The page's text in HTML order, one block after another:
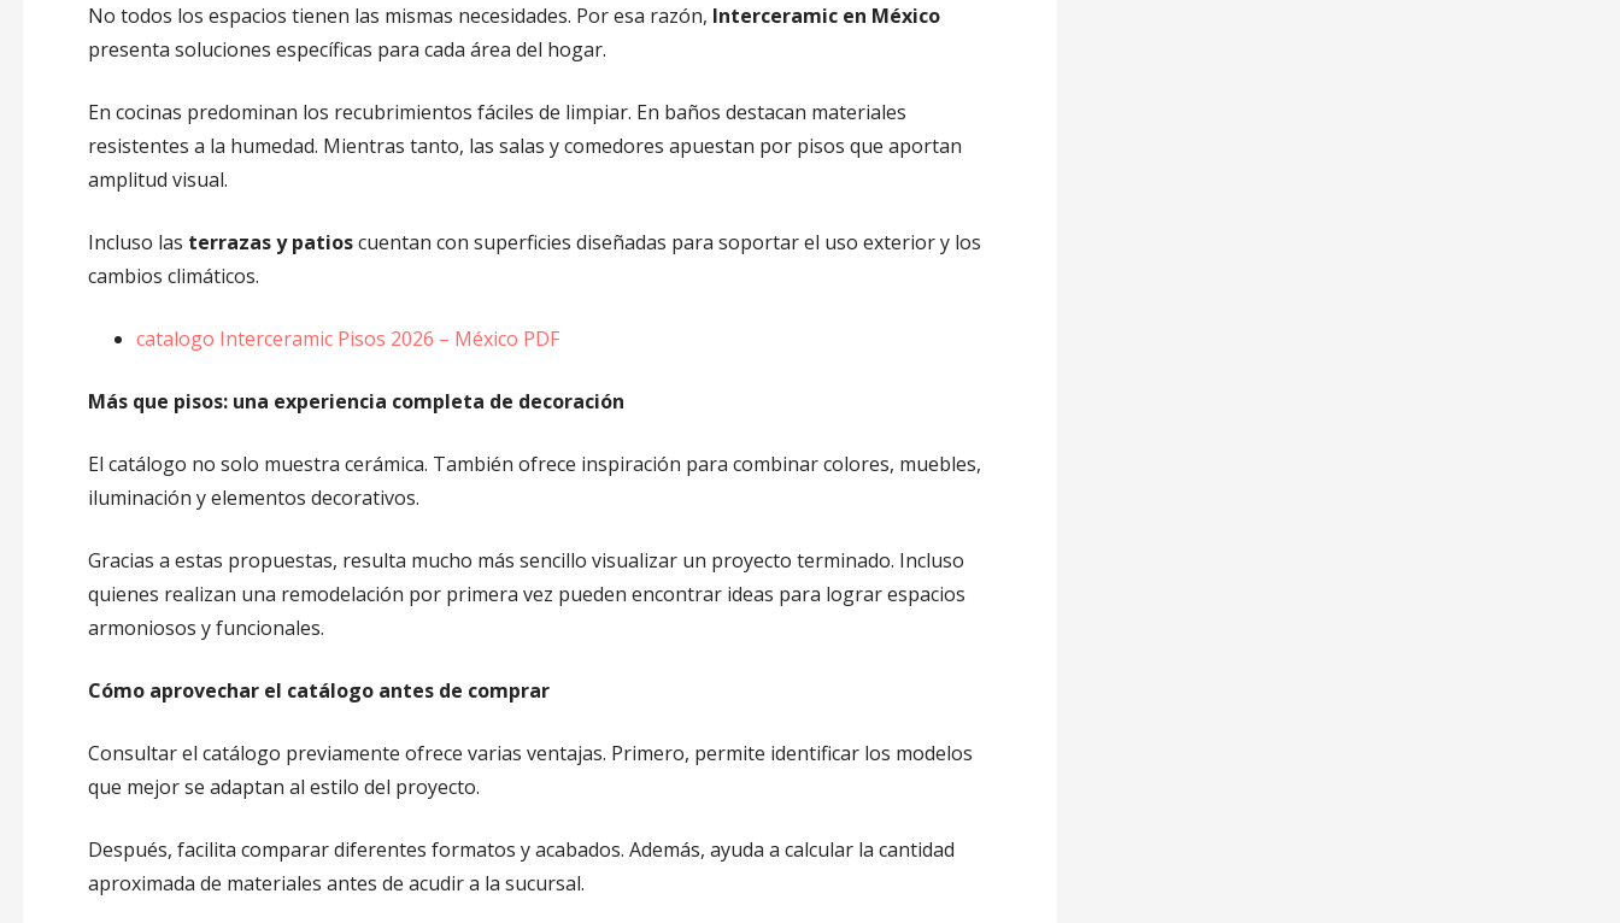
No todos los espacios tienen las mismas necesidades. Por esa razón, Interceramic en México
presenta soluciones específicas para cada área del hogar.
En cocinas predominan los recubrimientos fáciles de limpiar. En baños destacan materiales
resistentes a la humedad. Mientras tanto, las salas y comedores apuestan por pisos que aportan
amplitud visual.
Incluso las terrazas y patioscuentan con superficies diseñadas para soportar el uso exterior y los
cambios climáticos.
catalogo Interceramic Pisos 2026 – México PDF
Más que pisos: una experiencia completa de decoración
El catálogo no solo muestra cerámica. También ofrece inspiración para combinar colores, muebles,
iluminación y elementos decorativos.
Gracias a estas propuestas, resulta mucho más sencillo visualizar un proyecto terminado. Incluso
quienes realizan una remodelación por primera vez pueden encontrar ideas para lograr espacios
armoniosos y funcionales.
Cómo aprovechar el catálogo antes de comprar
Consultar el catálogo previamente ofrece varias ventajas. Primero, permite identificar los modelos
que mejor se adaptan al estilo del proyecto.
Después, facilita comparar diferentes formatos y acabados. Además, ayuda a calcular la cantidad
aproximada de materiales antes de acudir a la sucursal.